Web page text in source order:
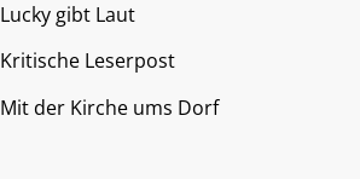
Lucky gibt Laut
Kritische Leserpost
Mit der Kirche ums Dorf